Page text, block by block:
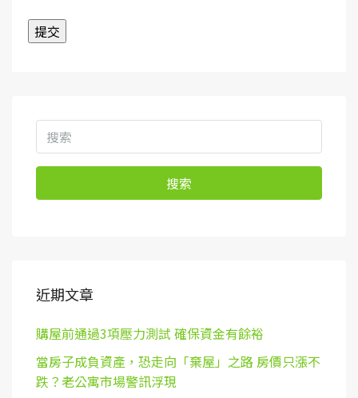
搜索
近期文章
購屋前通過3項壓力測試 確保資金有餘裕
當房子成負資產，恐走向「棄屋」之路 房價只漲不
跌？老公寓市場警訊浮現